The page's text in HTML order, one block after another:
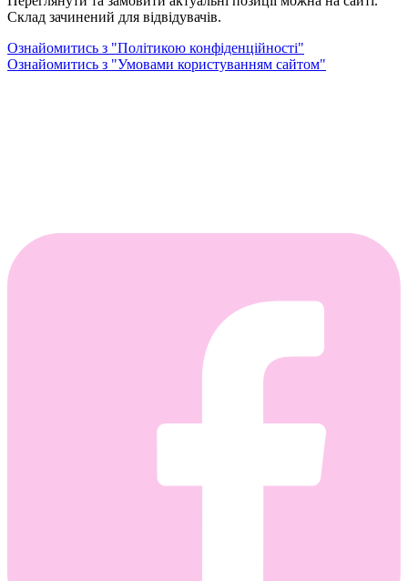
Склад зачинений для відвідувачів.
Ознайомитись з "Політикою конфіденційності"
Ознайомитись з "Умовами користуванням сайтом"